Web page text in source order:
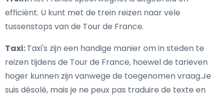
efficiënt. U kunt met de trein reizen naar vele
tussenstops van de Tour de France.
Taxi:Taxi's zijn een handige manier om in steden te
reizen tijdens de Tour de France, hoewel de tarieven
hoger kunnen zijn vanwege de toegenomen vraag.Je
suis désolé, mais je ne peux pas traduire de texte en